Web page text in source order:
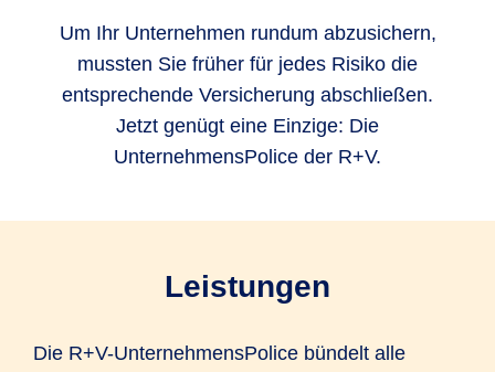
Um Ihr Unternehmen rundum abzusichern,
mussten Sie früher für jedes Risiko die
entsprechende Versicherung abschließen.
Jetzt genügt eine Einzige: Die
UnternehmensPolice der R+V.
Leistungen
Die R+V-UnternehmensPolice bündelt alle